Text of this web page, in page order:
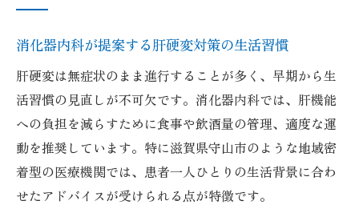
消化器内科が提案する肝硬変対策の生活習慣
肝硬変は無症状のまま進行することが多く、早期から生
活習慣の見直しが不可欠です。消化器内科では、肝機能
への負担を減らすために食事や飲酒量の管理、適度な運
動を推奨しています。特に滋賀県守山市のような地域密
着型の医療機関では、患者一人ひとりの生活背景に合わ
せたアドバイスが受けられる点が特徴です。